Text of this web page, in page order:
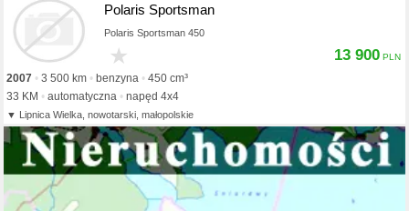
Polaris Sportsman
Polaris Sportsman 450
2007 3 500 km benzyna
450 cm³
33 KM
automatyczna napęd 4x4
Lipnica Wielka, nowotarski, małopolskie
13 900